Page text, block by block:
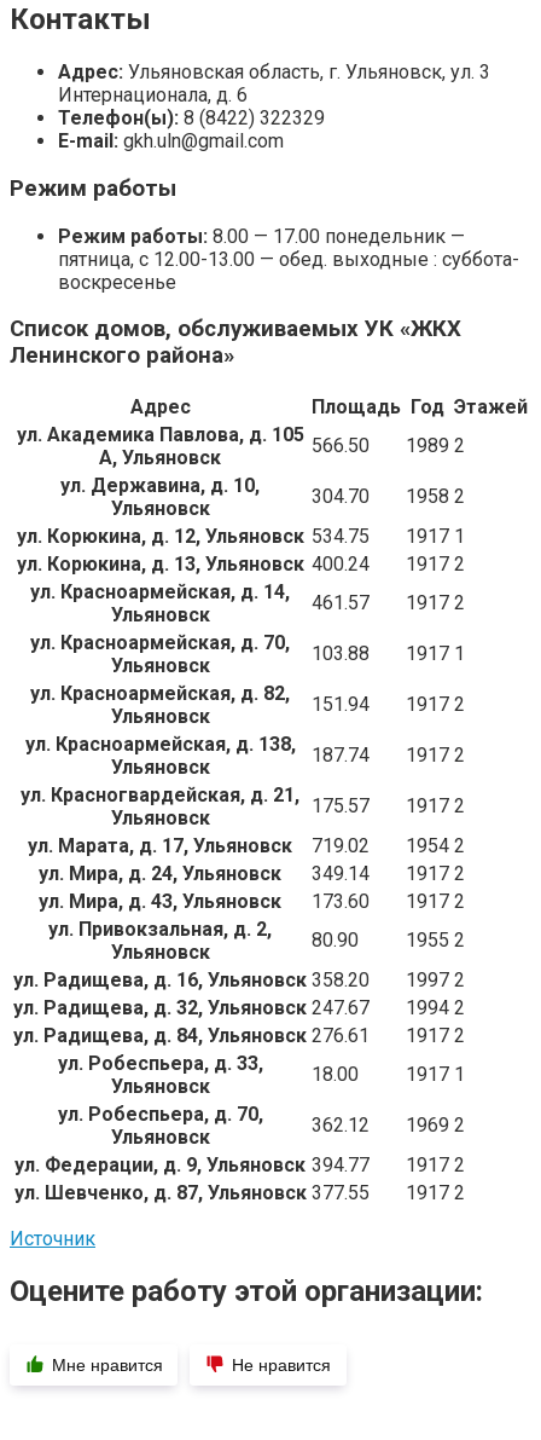
Контакты
Адрес: Ульяновская область, г. Ульяновск, ул. 3
Интернационала, д. 6
Телефон(ы): 8 (8422) 322329
E-mail: gkh.uln@gmail.com
Режим работы
Режим работы: 8.00 — 17.00 понедельник —
пятница, с 12.00-13.00 — обед. выходные : суббота-
воскресенье
Список домов, обслуживаемых УК «ЖКХ
Ленинского района»
Адрес Площадь Год Этажей
ул. Академика Павлова, д. 105
А, Ульяновск
566.50 1989 2
ул. Державина, д. 10,
Ульяновск
304.70 1958 2
ул. Корюкина, д. 12, Ульяновск 534.75 1917 1
ул. Корюкина, д. 13, Ульяновск 400.24 1917 2
ул. Красноармейская, д. 14,
Ульяновск
461.57 1917 2
ул. Красноармейская, д. 70,
Ульяновск
103.88 1917 1
ул. Красноармейская, д. 82,
Ульяновск
151.94 1917 2
ул. Красноармейская, д. 138,
Ульяновск
187.74 1917 2
ул. Красногвардейская, д. 21,
Ульяновск
175.57 1917 2
ул. Марата, д. 17, Ульяновск
719.02 1954 2
ул. Мира, д. 24, Ульяновск
349.14 1917 2
ул. Мира, д. 43, Ульяновск
173.60 1917 2
ул. Привокзальная, д. 2,
Ульяновск
80.90 1955 2
ул. Радищева, д. 16, Ульяновск 358.20 1997 2
ул. Радищева, д. 32, Ульяновск 247.67 1994 2
ул. Радищева, д. 84, Ульяновск 276.61 1917 2
ул. Робеспьера, д. 33,
Ульяновск
18.00 1917 1
ул. Робеспьера, д. 70,
Ульяновск
362.12 1969 2
ул. Федерации, д. 9, Ульяновск 394.77 1917 2
ул. Шевченко, д. 87, Ульяновск 377.55 1917 2
Источник
Оцените работу этой организации:
Мне нравится Не нравится